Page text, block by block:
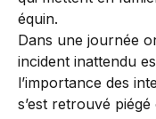
Dans une journée
incident inattendu
l’importance des
s’est retrouvé